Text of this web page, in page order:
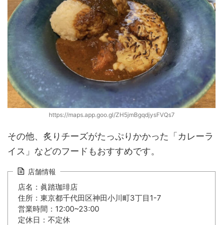
https://maps.app.goo.gl/ZH5jmBgqdjysFVQs7
その他、炙りチーズがたっぷりかかった「カレーラ
イス」などのフードもおすすめです。
店舗情報
店名：眞踏珈琲店
住所：東京都千代田区神田小川町3丁目1-7
営業時間：12:00~23:00
定休日：不定休